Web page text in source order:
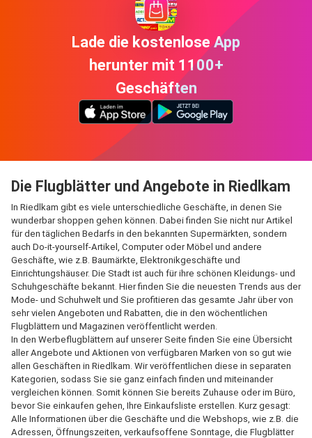
Lade die kostenlose App
herunter mit 1100+
Geschäften
Die Flugblätter und Angebote in Riedlkam
In Riedlkam gibt es viele unterschiedliche Geschäfte, in denen Sie
wunderbar shoppen gehen können. Dabei finden Sie nicht nur Artikel
für den täglichen Bedarfs in den bekannten Supermärkten, sondern
auch Do-it-yourself-Artikel, Computer oder Möbel und andere
Geschäfte, wie z.B. Baumärkte, Elektronikgeschäfte und
Einrichtungshäuser. Die Stadt ist auch für ihre schönen Kleidungs- und
Schuhgeschäfte bekannt. Hier finden Sie die neuesten Trends aus der
Mode- und Schuhwelt und Sie profitieren das gesamte Jahr über von
sehr vielen Angeboten und Rabatten, die in den wöchentlichen
Flugblättern und Magazinen veröffentlicht werden.
In den Werbeflugblättern auf unserer Seite finden Sie eine Übersicht
aller Angebote und Aktionen von verfügbaren Marken von so gut wie
allen Geschäften in Riedlkam. Wir veröffentlichen diese in separaten
Kategorien, sodass Sie sie ganz einfach finden und miteinander
vergleichen können. Somit können Sie bereits Zuhause oder im Büro,
bevor Sie einkaufen gehen, Ihre Einkaufsliste erstellen. Kurz gesagt:
Alle Informationen über die Geschäfte und die Webshops, wie z.B. die
Adressen, Öffnungszeiten, verkaufsoffene Sonntage, die Flugblätter